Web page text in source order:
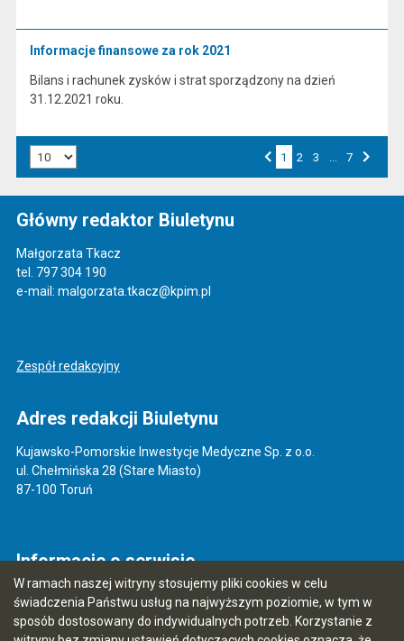
W ramach naszej witryny stosujemy pliki cookies w celu
świadczenia Państwu usług na najwyższym poziomie, w tym w
sposób dostosowany do indywidualnych potrzeb. Korzystanie z
Informacje finansowe za rok 2021
Bilans i rachunek zysków i strat sporządzony na dzień
31.12.2021 roku.
1 2 3 7
Główny redaktor Biuletynu
Małgorzata Tkacz
tel. 797 304 190
e-mail: malgorzata.tkacz@kpim.pl
Zespół redakcyjny
Adres redakcji Biuletynu
Kujawsko-Pomorskie Inwestycje Medyczne Sp. z o.o.
ul. Chełmińska 28 (Stare Miasto)
87-100 Toruń
Informacje o serwisie
Mapa serwisu
Instrukcja obsługi